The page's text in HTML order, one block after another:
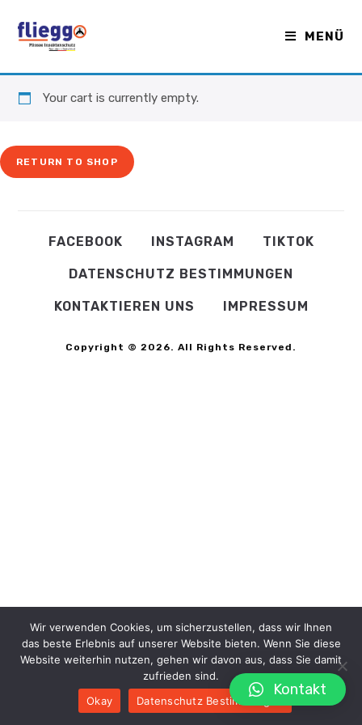
Inhalt
springen
MENÜ
Your cart is currently empty.
RETURN TO SHOP
FACEBOOK INSTAGRAM TIKTOK
DATENSCHUTZ BESTIMMUNGEN
KONTAKTIEREN UNS IMPRESSUM
Copyright © 2026. All Rights Reserved.
Kontakt
Wir verwenden Cookies, um sicherzustellen, dass wir Ihnen
das beste Erlebnis auf unserer Website bieten. Wenn Sie diese
Website weiterhin nutzen, gehen wir davon aus, dass Sie damit
zufrieden sind.
Okay
Datenschutz Bestimmungen